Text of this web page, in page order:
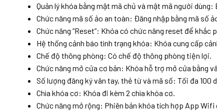
Quản lý khóa bằng mật mã chủ và mật mã người
Chức năng mã số ảo an toàn: Đăng nhập bằng mã số
Chức năng “Reset”: Khóa có chức năng reset để khắc
Hệ thống cảnh báo tình trạng khóa: Khóa cung cấp
Chế độ thông phòng: Có chế độ thông phòng tiện lợi.
Chức năng mở cửa cơ bản: Khóa hỗ trợ mở cửa bằng
Số lượng đăng ký vân tay, thẻ từ và mã số: Tối đa 100
Chìa khóa cơ: Khóa đi kèm 2 chìa khóa cơ.
Chức năng mở rộng: Phiên bản khóa tích hợp App